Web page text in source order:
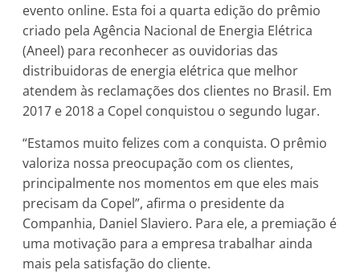
evento online. Esta foi a quarta edição do prêmio
criado pela Agência Nacional de Energia Elétrica
(Aneel) para reconhecer as ouvidorias das
distribuidoras de energia elétrica que melhor
atendem às reclamações dos clientes no Brasil. Em
2017 e 2018 a Copel conquistou o segundo lugar.
“Estamos muito felizes com a conquista. O prêmio
valoriza nossa preocupação com os clientes,
principalmente nos momentos em que eles mais
precisam da Copel”, afirma o presidente da
Companhia, Daniel Slaviero. Para ele, a premiação é
uma motivação para a empresa trabalhar ainda
mais pela satisfação do cliente.